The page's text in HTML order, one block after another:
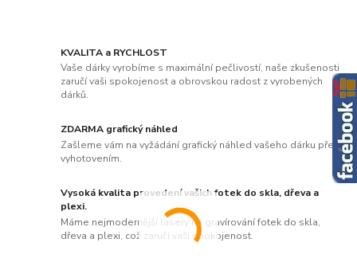
KVALITA a RYCHLOST
Vaše dárky vyrobíme s maximální pečlivostí, naše zkušenosti
zaručí vaši spokojenost a obrovskou radost z vyrobených
dárků.
ZDARMA grafický náhled
Zašleme vám na vyžádání grafický náhled vašeho dárku před
vyhotovením.
Vysoká kvalita provedení vašich fotek do skla, dřeva a
plexi.
Máme nejmodernější lasery na gravírování fotek do skla,
dřeva a plexi, což zaručí vaši spokojenost.